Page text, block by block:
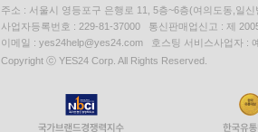
주소 : 서울시 영등포구 은행로 11, 5층~6층(여의도동,일신
사업자등록번호 : 229-81-37000 통신판매업신고 : 제
이메일 : yes24help@yes24.com 호스팅 서비스사업자 :
Copyright ⓒ YES24 Corp. All Rights Reserved.